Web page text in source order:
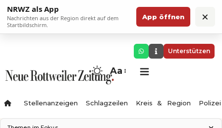
NRWZ als App
Nachrichten aus der Region direkt auf dem
Startbildschirm.
App öffnen ×
Unterstützen
Aa
Stellenanzeigen Schlagzeilen Kreis & Region Polizei